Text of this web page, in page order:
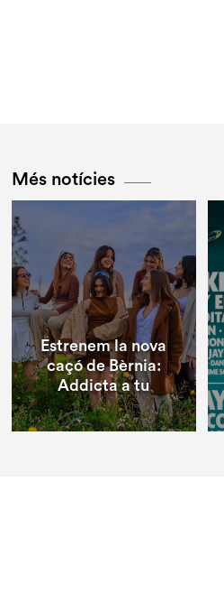
Més notícies
Estrenem la nova
caçó de Bèrnia:
Addicta a tu